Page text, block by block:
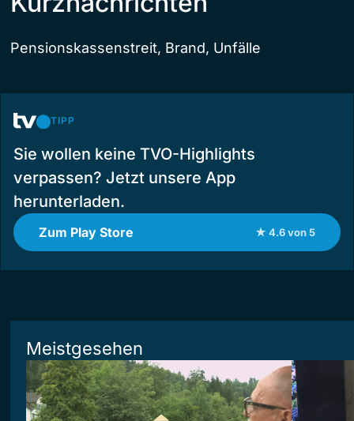
Pensionskassenstreit, Brand, Unfälle
TIPP
Sie wollen keine TVO-Highlights
verpassen? Jetzt unsere App
herunterladen.
Zum Play Store ★ 4.6 von 5
Meistgesehen